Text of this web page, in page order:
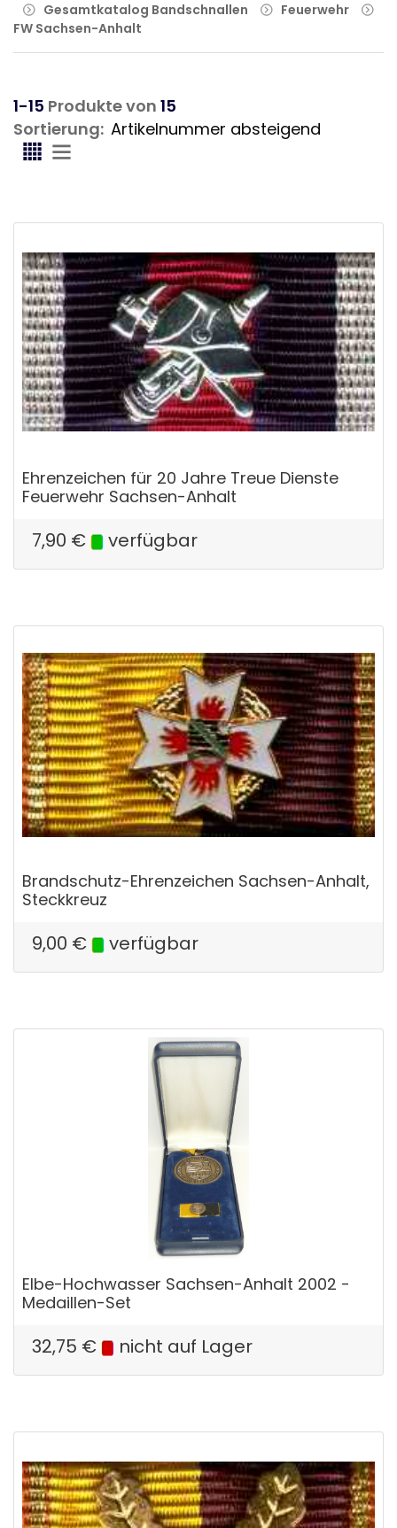
Gesamtkatalog Bandschnallen
Feuerwehr
FW Sachsen-Anhalt
1-15 Produkte von 15
Sortierung:
Ehrenzeichen für 20 Jahre Treue Dienste
Feuerwehr Sachsen-Anhalt
7,90 € verfügbar
Brandschutz-Ehrenzeichen Sachsen-Anhalt,
Steckkreuz
9,00 € verfügbar
Elbe-Hochwasser Sachsen-Anhalt 2002 -
Medaillen-Set
32,75 € nicht auf Lager